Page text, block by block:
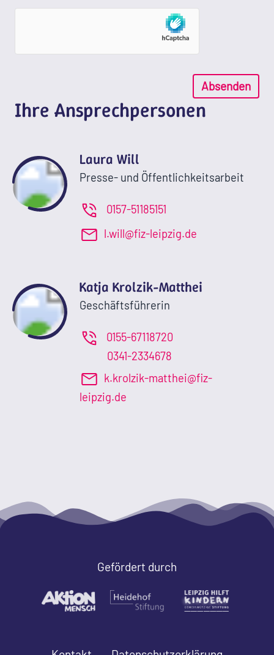
Absenden
Ihre Ansprechpersonen
Laura Will
Presse- und Öffentlichkeitsarbeit
0157-51185151
l.will@fiz-leipzig.de
Katja Krolzik-Matthei
Geschäftsführerin
0155-67118720
0341-2334678
k.krolzik-matthei@fiz-
leipzig.de
Gefördert durch